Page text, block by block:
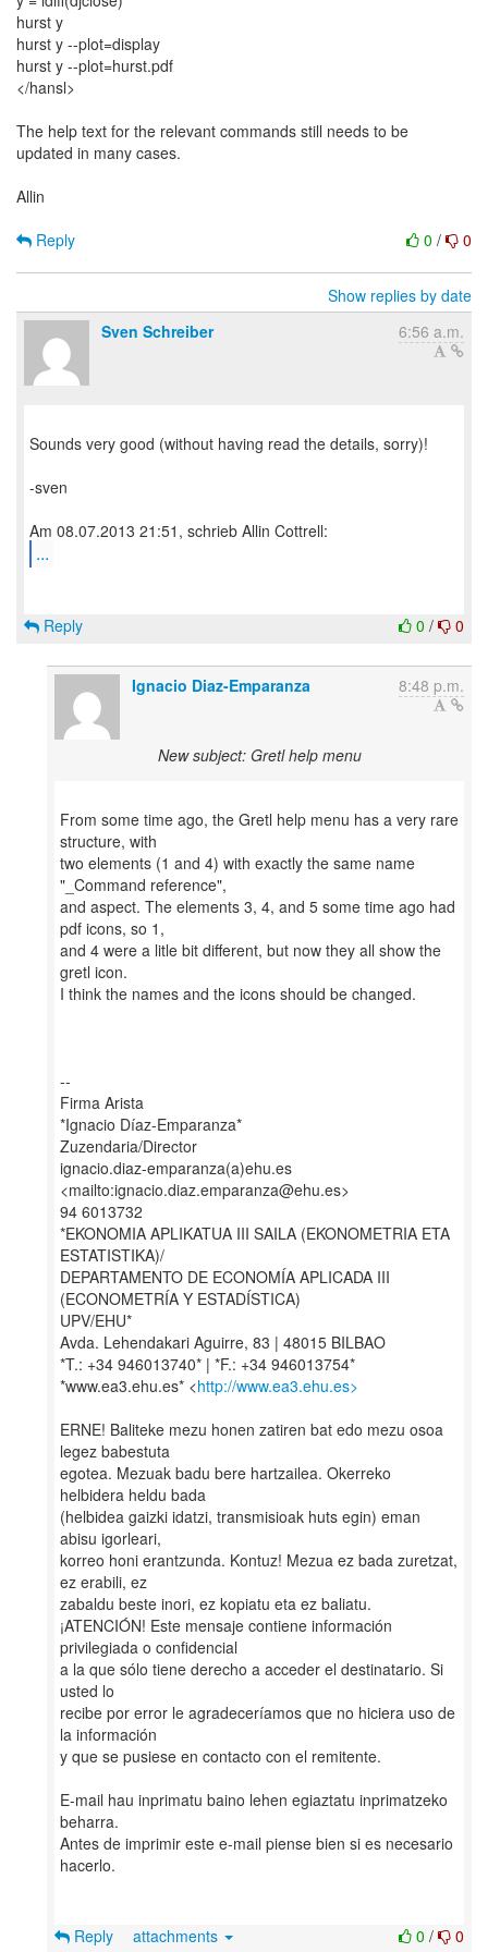
hurst y
hurst y --plot=display
hurst y --plot=hurst.pdf
</hansl>
The help text for the relevant commands still needs to be
updated in many cases.
Allin
0 / 0
Reply
Show replies by date
Sven Schreiber
6:56 a.m.
Sounds very good (without having read the details, sorry)!
-sven
...
0 / 0
Reply
Ignacio Diaz-Emparanza 8:48 p.m.
New subject: Gretl help menu
From some time ago, the Gretl help menu has a very rare
structure, with
two elements (1 and 4) with exactly the same name
"_Command reference",
and aspect. The elements 3, 4, and 5 some time ago had
pdf icons, so 1,
and 4 were a litle bit different, but now they all show the
gretl icon.
I think the names and the icons should be changed.
--
Firma Arista
*Ignacio Díaz-Emparanza*
Zuzendaria/Director
ignacio.diaz-emparanza(a)ehu.es
<mailto:ignacio.diaz.emparanza@ehu.es>
94 6013732
*EKONOMIA APLIKATUA III SAILA (EKONOMETRIA ETA
ESTATISTIKA)/
DEPARTAMENTO DE ECONOMÍA APLICADA III
(ECONOMETRÍA Y ESTADÍSTICA)
UPV/EHU*
Avda. Lehendakari Aguirre, 83 | 48015 BILBAO
*T.: +34 946013740* | *F.: +34 946013754*
*www.ea3.ehu.es* <http://www.ea3.ehu.es>
ERNE! Baliteke mezu honen zatiren bat edo mezu osoa
legez babestuta
egotea. Mezuak badu bere hartzailea. Okerreko
helbidera heldu bada
(helbidea gaizki idatzi, transmisioak huts egin) eman
abisu igorleari,
korreo honi erantzunda. Kontuz! Mezua ez bada zuretzat,
ez erabili, ez
zabaldu beste inori, ez kopiatu eta ez baliatu.
¡ATENCIÓN! Este mensaje contiene información
privilegiada o confidencial
a la que sólo tiene derecho a acceder el destinatario. Si
usted lo
recibe por error le agradeceríamos que no hiciera uso de
la información
y que se pusiese en contacto con el remitente.
E-mail hau inprimatu baino lehen egiaztatu inprimatzeko
beharra.
Antes de imprimir este e-mail piense bien si es necesario
hacerlo.
0 / 0
Reply attachments